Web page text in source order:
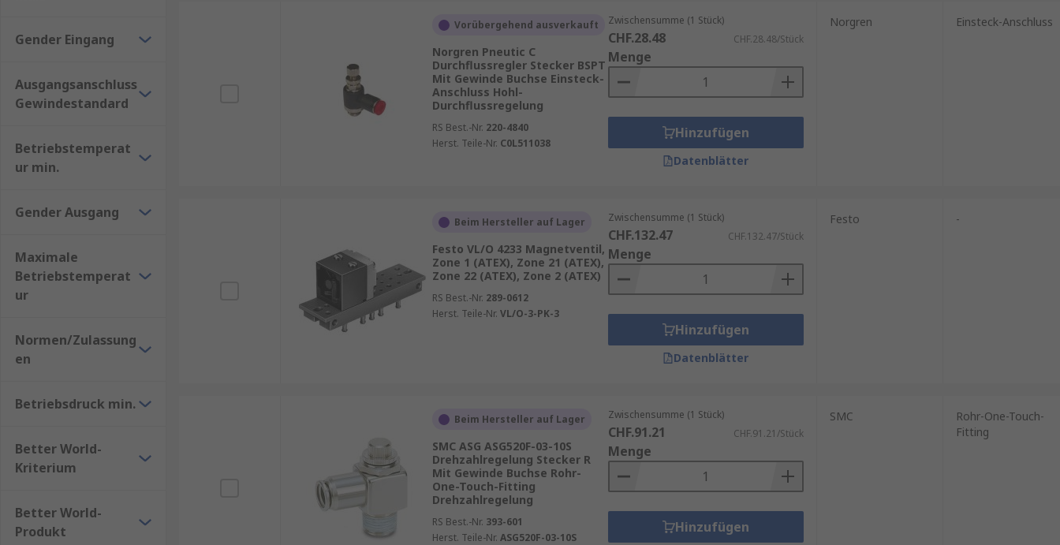
Gender Eingang
Ausgangsanschluss
Gewindestandard
Betriebstemperat
ur min.
Gender Ausgang
Maximale
Betriebstemperat
ur
Normen/Zulassung
en
Betriebsdruck min.
Better World-
Kriterium
Better World-
Produkt
Vorübergehend ausverkauft
Norgren Pneutic C
Durchflussregler Stecker BSPT
Mit Gewinde Buchse Einsteck-
Anschluss Hohl-
Durchflussregelung
RS Best.-Nr. 220-4840
Herst. Teile-Nr. C0L511038
Zwischensumme (1 Stück)
CHF.28.48 CHF.28.48/Stück
Menge
Hinzufügen
Datenblätter
Norgren Einsteck-Anschluss
Beim Hersteller auf Lager
Festo VL/O 4233 Magnetventil,
Zone 1 (ATEX), Zone 21 (ATEX),
Zone 22 (ATEX), Zone 2 (ATEX)
RS Best.-Nr. 289-0612
Herst. Teile-Nr. VL/O-3-PK-3
Zwischensumme (1 Stück)
CHF.132.47 CHF.132.47/Stück
Menge
Hinzufügen
Datenblätter
Festo -
Beim Hersteller auf Lager
SMC ASG ASG520F-03-10S
Drehzahlregelung Stecker R
Mit Gewinde Buchse Rohr-
One-Touch-Fitting
Drehzahlregelung
RS Best.-Nr. 393-601
Herst. Teile-Nr. ASG520F-03-10S
Zwischensumme (1 Stück)
CHF.91.21 CHF.91.21/Stück
Menge
Hinzufügen
SMC
Rohr-One-Touch-
Fitting